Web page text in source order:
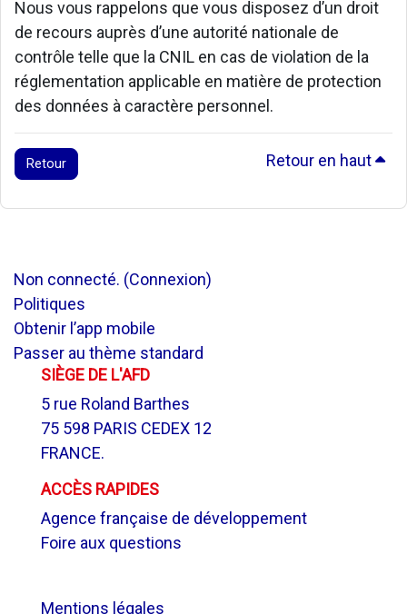
Nous vous rappelons que vous disposez d’un droit
de recours auprès d’une autorité nationale de
contrôle telle que la CNIL en cas de violation de la
réglementation applicable en matière de protection
des données à caractère personnel.
Retour Retour en haut
Non connecté. (Connexion)
Politiques
Obtenir l’app mobile
Passer au thème standard
SIÈGE DE L'AFD
5 rue Roland Barthes
75 598 PARIS CEDEX 12
FRANCE.
ACCÈS RAPIDES
Agence française de développement
Foire aux questions
Mentions légales